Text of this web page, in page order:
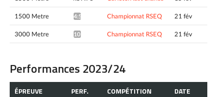
1500 Metre 4:58.65* Championnat RSEQ 21 fév
3000 Metre 10:33.92* Championnat RSEQ 21 fév
Performances 2023/24
ÉPREUVE PERF. COMPÉTITION DATE